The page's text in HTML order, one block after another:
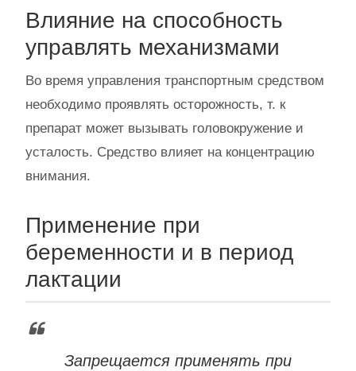
Влияние на способность
управлять механизмами
Во время управления транспортным средством
необходимо проявлять осторожность, т. к
препарат может вызывать головокружение и
усталость. Средство влияет на концентрацию
внимания.
Применение при
беременности и в период
лактации
Запрещается применять при